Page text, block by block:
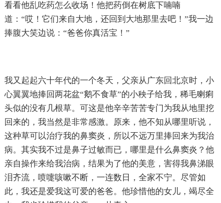
看看他乱吃药怎么收场！他把药倒在树底下喃喃
道：“哎！它们来自大地，还回到大地那里去吧！”我一边
捧腹大笑边说：“爸爸你真活宝！”
我又起起六十年代的一个冬天，父亲从广东回北京时，小
心翼翼地捧回两花盆“鹅不食草”的小秧子给我，稀毛喇痢
头似的没有几根草。可这是他辛辛苦苦专门为我从地里挖
回来的，我当然是非常感激。原来，他不知从哪里听说，
这种草可以治疗我的鼻窦炎，所以不远万里捧回来为我治
病。其实我不过是鼻子过敏而已，哪里是什么鼻窦炎？他
亲自操作来给我治病，结果为了他的美意，害得我鼻涕眼
泪齐流，喷嚏咳嗽不断，一连数日，全家不宁。尽管如
此，我还是爱我这可爱的爸爸。他珍惜他的女儿，竭尽全